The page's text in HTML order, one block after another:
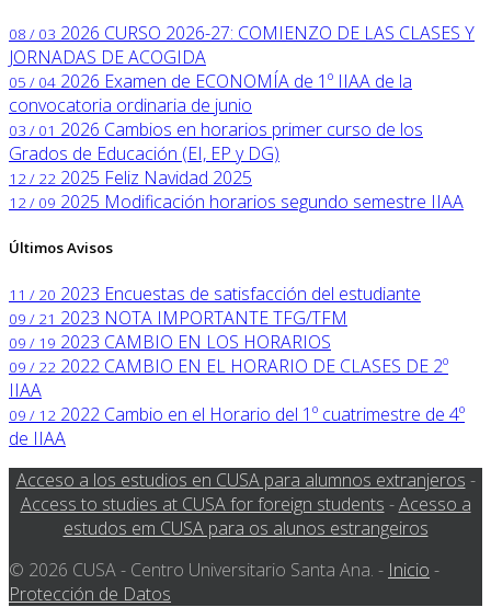
08 / 03 2026 CURSO 2026-27: COMIENZO DE LAS CLASES Y
JORNADAS DE ACOGIDA
05 / 04 2026 Examen de ECONOMÍA de 1º IIAA de la
convocatoria ordinaria de junio
03 / 01 2026 Cambios en horarios primer curso de los
Grados de Educación (EI, EP y DG)
12 / 22 2025 Feliz Navidad 2025
12 / 09 2025 Modificación horarios segundo semestre IIAA
Últimos Avisos
11 / 20 2023 Encuestas de satisfacción del estudiante
09 / 21 2023 NOTA IMPORTANTE TFG/TFM
09 / 19 2023 CAMBIO EN LOS HORARIOS
09 / 22 2022 CAMBIO EN EL HORARIO DE CLASES DE 2º
IIAA
09 / 12 2022 Cambio en el Horario del 1º cuatrimestre de 4º
de IIAA
Acceso a los estudios en CUSA para alumnos extranjeros -
Access to studies at CUSA for foreign students -Acesso a
estudos em CUSA para os alunos estrangeiros
© 2026 CUSA - Centro Universitario Santa Ana. - Inicio -
Protección de Datos